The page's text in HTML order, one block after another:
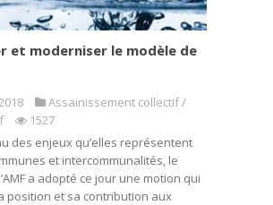
et moderniser le modèle de
Assainissement collectif /
1527
des enjeux qu’elles représentent
et intercommunalités, le
a adopté ce jour une motion qui
position et sa contribution aux